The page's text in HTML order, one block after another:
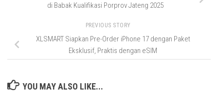
di Babak Kualifikasi Porprov Jateng 2025
PREVIOUS STORY
XLSMART Siapkan Pre-Order iPhone 17 dengan Paket
Eksklusif, Praktis dengan eSIM
YOU MAY ALSO LIKE...